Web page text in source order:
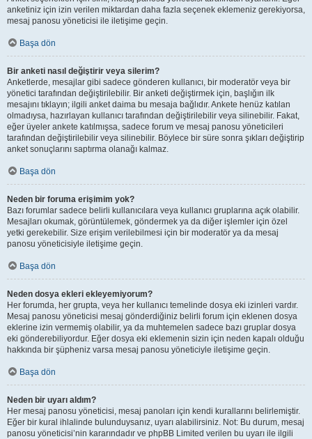
anketiniz için izin verilen miktardan daha fazla seçenek eklemeniz gerekiyorsa,
mesaj panosu yöneticisi ile iletişime geçin.
Başa dön
Bir anketi nasıl değiştirir veya silerim?
Anketlerde, mesajlar gibi sadece gönderen kullanıcı, bir moderatör veya bir
yönetici tarafından değiştirilebilir. Bir anketi değiştirmek için, başlığın ilk
mesajını tıklayın; ilgili anket daima bu mesaja bağlıdır. Ankete henüz katılan
olmadıysa, hazırlayan kullanıcı tarafından değiştirilebilir veya silinebilir. Fakat,
eğer üyeler ankete katılmışsa, sadece forum ve mesaj panosu yöneticileri
tarafından değiştirilebilir veya silinebilir. Böylece bir süre sonra şıkları değiştirip
anket sonuçlarını saptırma olanağı kalmaz.
Başa dön
Neden bir foruma erişimim yok?
Bazı forumlar sadece belirli kullanıcılara veya kullanıcı gruplarına açık olabilir.
Mesajları okumak, görüntülemek, göndermek ya da diğer işlemler için özel
yetki gerekebilir. Size erişim verilebilmesi için bir moderatör ya da mesaj
panosu yöneticisiyle iletişime geçin.
Başa dön
Neden dosya ekleri ekleyemiyorum?
Her forumda, her grupta, veya her kullanıcı temelinde dosya eki izinleri vardır.
Mesaj panosu yöneticisi mesaj gönderdiğiniz belirli forum için eklenen dosya
eklerine izin vermemiş olabilir, ya da muhtemelen sadece bazı gruplar dosya
eki gönderebiliyordur. Eğer dosya eki eklemenin sizin için neden kapalı olduğu
hakkında bir şüpheniz varsa mesaj panosu yöneticiyle iletişime geçin.
Başa dön
Neden bir uyarı aldım?
Her mesaj panosu yöneticisi, mesaj panoları için kendi kurallarını belirlemiştir.
Eğer bir kural ihlalinde bulunduysanız, uyarı alabilirsiniz. Not: Bu durum, mesaj
panosu yöneticisi’nin kararındadır ve phpBB Limited verilen bu uyarı ile ilgili